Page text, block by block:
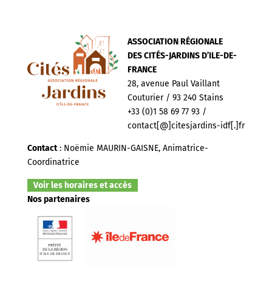
ASSOCIATION RÉGIONALE
DES CITÉS-JARDINS D’ILE-DE-
FRANCE
28, avenue Paul Vaillant
Couturier / 93 240 Stains
+33 (0)1 58 69 77 93 /
contact[@]citesjardins-idf[.]fr
Contact: Noëmie MAURIN-GAISNE, Animatrice-
Coordinatrice
Voir les horaires et accès
Nos partenaires